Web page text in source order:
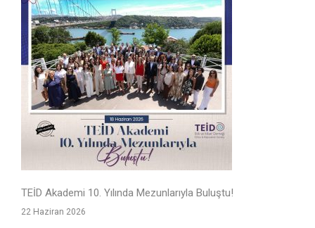
TEİD Akademi 10. Yılında Mezunlarıyla Buluştu!
22 Haziran 2026